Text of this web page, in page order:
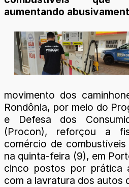
aumentando
movimento dos
Rondônia, por meio do
e Defesa dos
(Procon), reforçou a
comércio de
na quinta-feira (9), em
cinco postos por prática
com a lavratura dos autos